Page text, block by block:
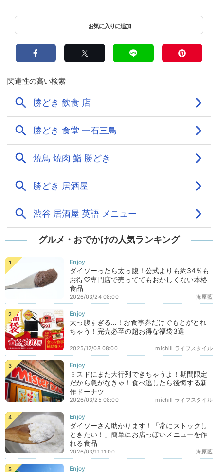
グルメ・おでかけの人気ランキング
ダイソーったら太っ腹！公式よりも約34％も
お得♡専門店で売っててもおかしくない本格
食品
海原藍
2026/03/24 08:00
太っ腹すぎる…！お食事券だけでもとがとれ
ちゃう！完売必至の超お得な福袋3選
michill ライフスタイル
2025/12/08 08:00
ミスドにまた大行列できちゃうよ！期間限定
だから急がなきゃ！食べ逃したら後悔する新
作ドーナツ
michill ライフスタイル
2026/03/25 08:00
ダイソーさん助かります！「常にストックし
ときたい！」簡単にお店っぽいメニューを作
れる食品
海原藍
2026/03/11 11:00